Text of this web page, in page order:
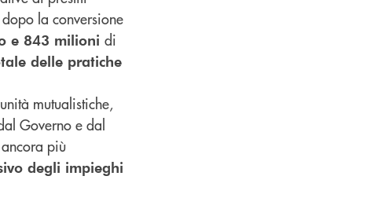
dopo la conversione
e 843 milioni di
delle pratiche
mutualistiche,
Governo e dal
più
degli impieghi